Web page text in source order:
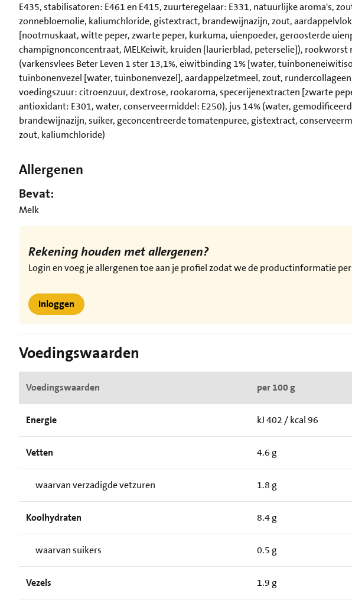
E435, stabilisatoren: E461 en E415, zuurteregelaar: E331, natuurlijke aroma's,
zonnebloemolie, kaliumchloride, gistextract, brandewijnazijn, zout,
[nootmuskaat, witte peper, zwarte peper, kurkuma, uienpoeder, geroosterde
champignonconcentraat, MELKeiwit, kruiden [laurierblad, peterselie]),
(varkensvlees Beter Leven 1 ster 13,1%, eiwitbinding 1% [water,
tuinbonenvezel [water, tuinbonenvezel], aardappelzetmeel, zout,
voedingszuur: citroenzuur, dextrose, rookaroma, specerijenextracten [zwarte
antioxidant: E301, water, conserveermiddel: E250), jus 14% (water,
brandewijnazijn, suiker, geconcentreerde tomatenpuree, gistextract,
zout, kaliumchloride)
Allergenen
Bevat:
Melk
Rekening houden met allergenen?
Login en voeg je allergenen toe aan je profiel zodat we de productinformatie
Inloggen
Voedingswaarden
Voedingswaarden per 100 g
Energie kJ 402 / kcal 96
Vetten 4.6 g
waarvan verzadigde vetzuren 1.8 g
Koolhydraten 8.4 g
waarvan suikers 0.5 g
Vezels 1.9 g